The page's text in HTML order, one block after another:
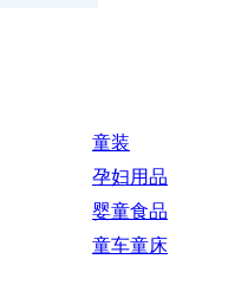
童装
孕妇用品
婴童食品
童车童床